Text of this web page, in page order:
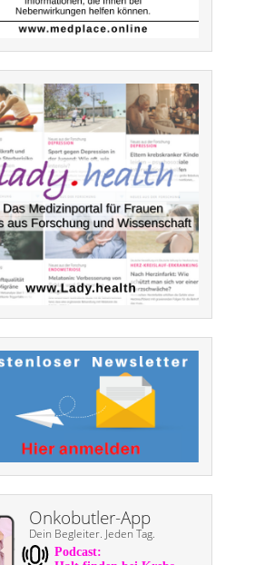
Onkobutler-App
Dein Begleiter. Jeden Tag.